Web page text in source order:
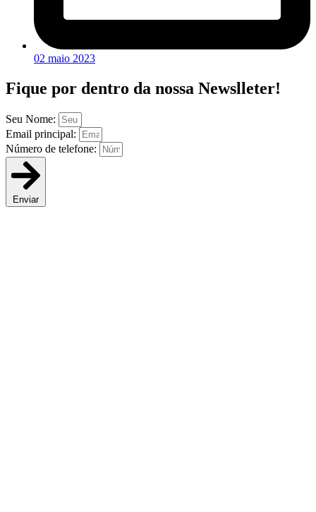
02 maio 2023
Fique por dentro da nossa Newslleter!
Seu Nome:
Email principal:
Número de telefone:
Enviar